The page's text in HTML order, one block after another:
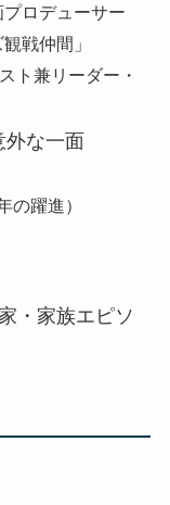
ロデューサー
戦仲間」
ト兼リーダー・
外な一面
の躍進）
・家族エピソ